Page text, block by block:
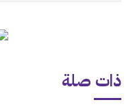
ذات صلة